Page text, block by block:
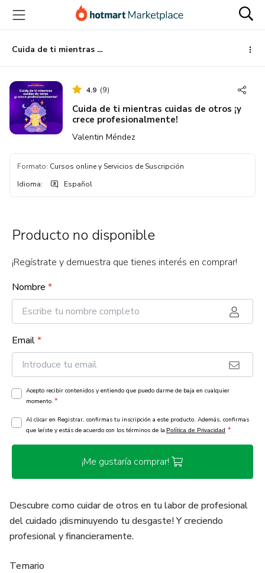
principal
página
de
página
Cuida de ti mientras cuidas de otros ¡y crece profesionalmente!
4.9 (9)
Cuida de ti mientras cuidas de otros ¡y
crece profesionalmente!
Valentin Méndez
Formato: Cursos online y Servicios de Suscripción
Idioma: Español
Producto no disponible
¡Regístrate y demuestra que tienes interés en comprar!
Nombre *
Email*
Acepto recibir contenidos y entiendo que puedo darme de baja en cualquier
momento. *
Al clicar en Registrar, confirmas tu inscripción a este producto. Además, confirmas
que leíste y estás de acuerdo con los términos de la Política de Privacidad *
¡Me gustaría comprar!
Descubre como cuidar de otros en tu labor de profesional
del cuidado ¡disminuyendo tu desgaste! Y creciendo
profesional y financieramente.
Temario